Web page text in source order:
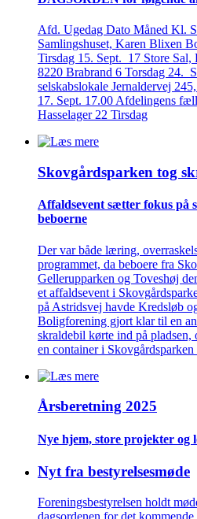
Afd. Ugedag Dato Måned Kl.
Samlingshuset, Karen Blixen
Tirsdag 15. Sept. 17 Store
8220 Brabrand 6 Torsdag 24.
selskabslokale Jernaldervej
17. Sept. 17.00 Afdelingens
Hasselager 22 Tirsdag
Skovgårds­parken tog
Affaldsevent sætter fokus på
beboerne
Der var både læring,
programmet, da beboere fra
Gellerupparken og Toveshøj
et affaldsevent i
på Astridsvej havde Kredsløb
Boligforening gjort klar til en
skraldebil kørte ind på
en container i
Årsberetning 2025
Nye hjem, store projekter og
Nyt fra bestyrelsesmøde
Foreningsbestyrelsen holdt
dagsordenen for det